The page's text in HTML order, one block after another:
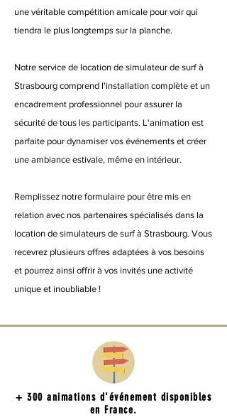
une véritable compétition amicale pour voir qui
tiendra le plus longtemps sur la planche.
Notre service de location de simulateur de surf à
Strasbourg comprend l'installation complète et un
encadrement professionnel pour assurer la
sécurité de tous les participants. L'animation est
parfaite pour dynamiser vos événements et créer
une ambiance estivale, même en intérieur.
Remplissez notre formulaire pour être mis en
relation avec nos partenaires spécialisés dans la
location de simulateurs de surf à Strasbourg. Vous
recevrez plusieurs offres adaptées à vos besoins
et pourrez ainsi offrir à vos invités une activité
unique et inoubliable !
+ 300 animations d'événement disponibles
en France.